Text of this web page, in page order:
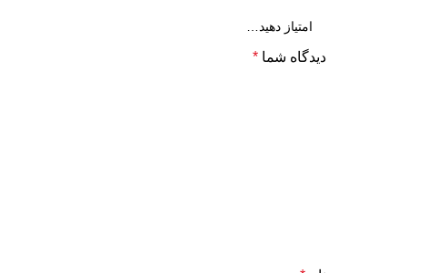
دیدگاه شما *